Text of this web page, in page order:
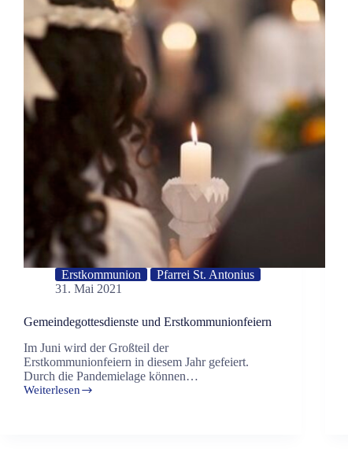
Erstkommunion
Pfarrei St. Antonius
31. Mai 2021
Gemeindegottesdienste und Erstkommunionfeiern
Im Juni wird der Großteil der
Erstkommunionfeiern in diesem Jahr gefeiert.
Durch die Pandemielage können…
Weiterlesen
Gemeindegottesdienste